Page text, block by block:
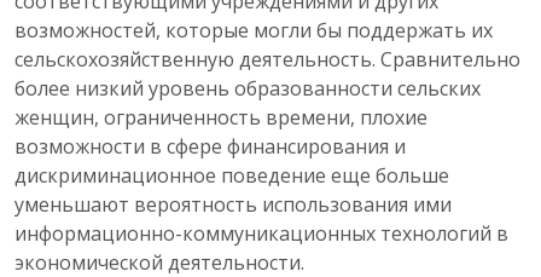
возможностей, которые могли бы поддержать их
сельскохозяйственную деятельность. Сравнительно
более низкий уровень образованности сельских
женщин, ограниченность времени, плохие
возможности в сфере финансирования и
дискриминационное поведение еще больше
уменьшают вероятность использования ими
информационно-коммуникационных технологий в
экономической деятельности.